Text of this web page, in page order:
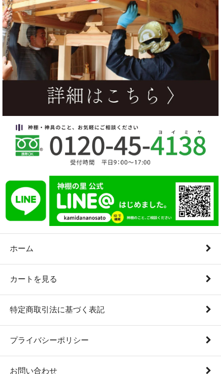
ホーム
カートを見る
特定商取引法に基づく表記
プライバシーポリシー
お問い合わせ